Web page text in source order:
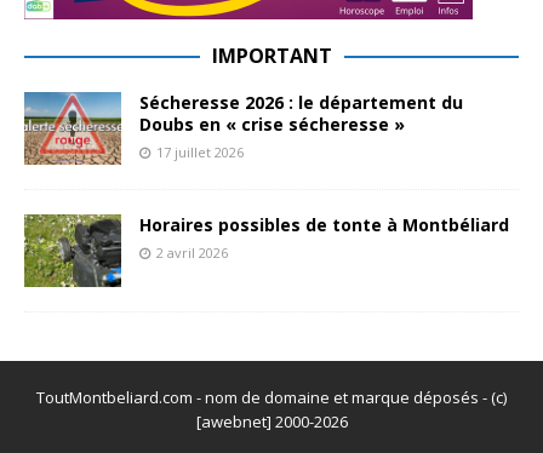
IMPORTANT
Sécheresse 2026 : le département du
Doubs en « crise sécheresse »
17 juillet 2026
Horaires possibles de tonte à Montbéliard
2 avril 2026
ToutMontbeliard.com - nom de domaine et marque déposés - (c)
[awebnet] 2000-2026